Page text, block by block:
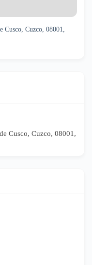
Cusco, Cuzco, 08001,
Cusco, Cuzco, 08001,